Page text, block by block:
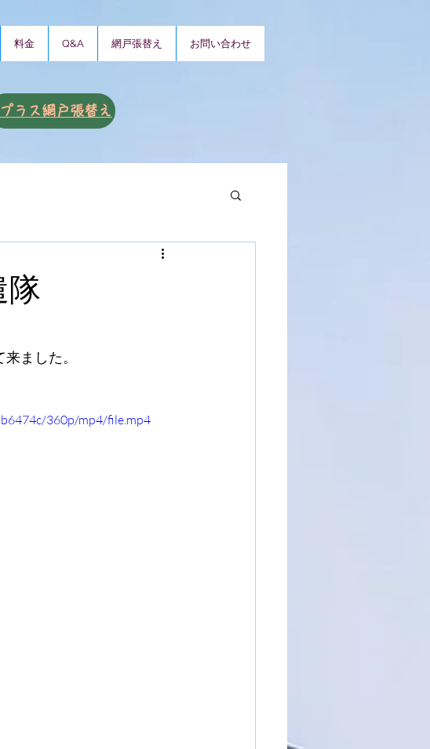
料金 Q&A 網戸張替え お問い合わせ
​プラス網戸張替え
隊
ました。
360p/mp4/file.mp4